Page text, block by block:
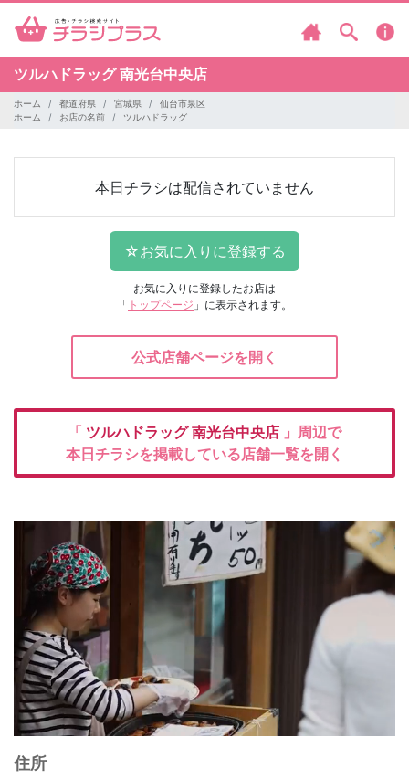
ツルハドラッグ南光台中央店
ホーム 都道府県 宮城県
仙台市泉区
ホーム
お店の名前 ツルハドラッグ
本日チラシは配信されていません
お気に入りに登録したお店は
「 トップページ 」に表示されます。
公式店舗ページを開く
「 ツルハドラッグ南光台中央店 」周辺で
本日チラシを掲載している店舗一覧を開く
住所